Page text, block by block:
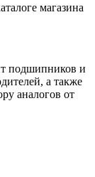
магазина
подшипников и
а также
аналогов от